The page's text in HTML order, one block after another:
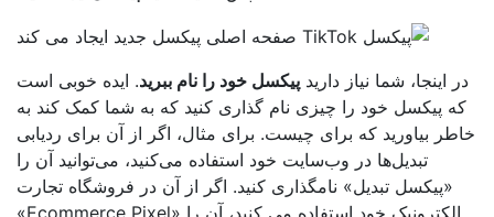
اینجا، شما نیاز داریدپیکسل خود را نام ببرید . ایده خوبی است
پیکسل خود را چیزی نام گذاری کنید که به شما کمک کند به
بیاورید که برای چیست. برای مثال، اگر از آن برای ردیابی
تبدیل‌ها در وب‌سایت خود استفاده می‌کنید، می‌توانید آن را
«پیکسل تبدیل» نامگذاری کنید. اگر از آن در فروشگاه تجارت